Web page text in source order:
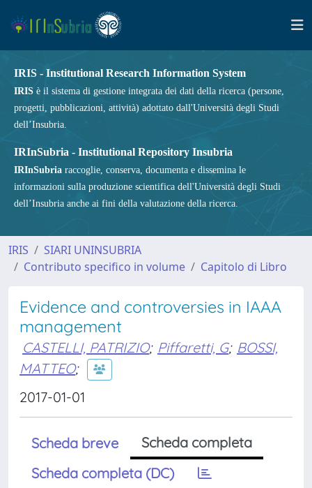
IRIS - Institutional Research Information System
IRIS è il sistema di gestione integrata dei dati della ricerca (persone,
progetti, pubblicazioni, attività) adottato dall'Università degli Studi
dell’Insubria.
IRInSubria - Institutional Repository Insubria
IRInSubria raccoglie, conserva, documenta e dissemina le
informazioni sulla produzione scientifica dell'Università degli Studi
dell’Insubria anche ai fini della valutazione della ricerca.
IRIS
SIARI UNINSUBRIA
Contributo specifico in volume
Capitolo di Libro
Evidence and controversies in IAAA
management
CASTELLI, PATRIZIO; Piffaretti, G; BOSSI,
MATTEO;
2017-01-01
Scheda breve
Scheda completa
Scheda completa (DC)